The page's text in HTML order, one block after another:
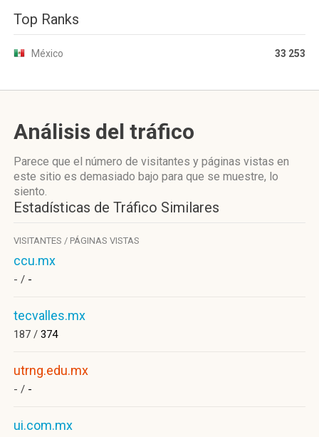
Top Ranks
México 33 253
Análisis del tráfico
Parece que el número de visitantes y páginas vistas en
este sitio es demasiado bajo para que se muestre, lo
siento.
Estadísticas de Tráfico Similares
VISITANTES / PÁGINAS VISTAS
ccu.mx
- / -
tecvalles.mx
187 / 374
utrng.edu.mx
- / -
ui.com.mx